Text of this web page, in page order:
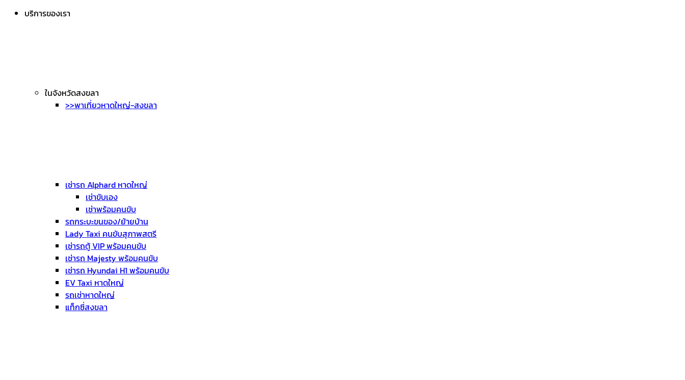
บริการของเรา
ในจังหวัดสงขลา
>>พาเที่ยวหาดใหญ่-สงขลา
เช่ารถ Alphard หาดใหญ่
เช่าขับเอง
เช่าพร้อมคนขับ
รถกระบะขนของ/ย้ายบ้าน
Lady Taxi คนขับสุภาพสตรี
เช่ารถตู้ VIP พร้อมคนขับ
เช่ารถ Majesty พร้อมคนขับ
เช่ารถ Hyundai H1 พร้อมคนขับ
EV Taxi หาดใหญ่
รถเช่าหาดใหญ่
แท็กซี่สงขลา